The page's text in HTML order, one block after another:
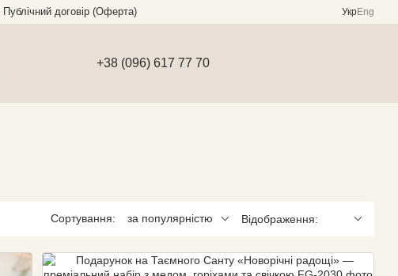
Публічний договір (Оферта) УкрEng
+38 (096) 617 77 70
Сортування: за популярністю Відображення: